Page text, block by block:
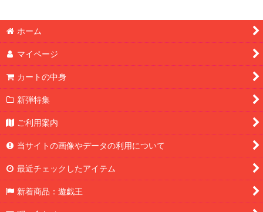
ホーム
マイページ
カートの中身
新弾特集
ご利用案内
当サイトの画像やデータの利用について
最近チェックしたアイテム
新着商品：遊戯王